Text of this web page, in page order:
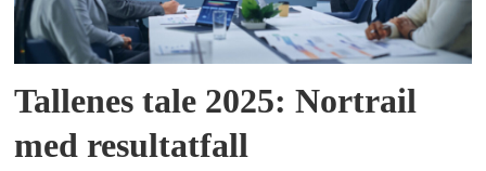
Tallenes tale 2025: Nortrail
med resultatfall